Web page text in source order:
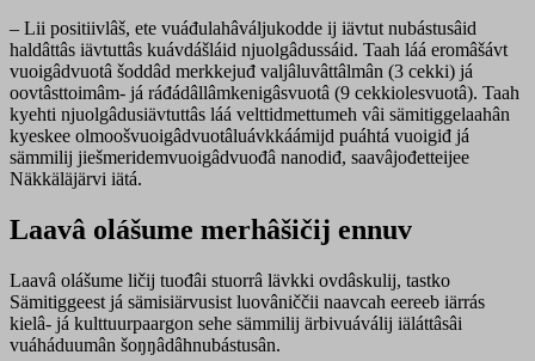
– Lii positiivlâš, ete vuáđulahâváljukodde ij iävtut nubástusâid
haldâttâs iävtuttâs kuávdášláid njuolgâdussáid. Taah láá eromâšávt
vuoigâdvuotâ šoddâd merkkejuđ valjâluvâttâlmân (3 cekki) já
oovtâsttoimâm- já ráđádâllâmkenigâsvuotâ (9 cekkiolesvuotâ). Taah
kyehti njuolgâdusiävtuttâs láá velttidmettumeh vâi sämitiggelaahân
kyeskee olmoošvuoigâdvuotâluávkkáámijd puáhtá vuoigiđ já
sämmilij jiešmeridemvuoigâdvuođâ nanodiđ, saavâjođetteijee
Näkkäläjärvi iätá.
Laavâ olášume merhâšičij ennuv
Laavâ olášume ličij tuođâi stuorrâ lävkki ovdâskulij, tastko
Sämitiggeest já sämisiärvusist luovâniččii naavcah eereeb iärrás
kielâ- já kulttuurpaargon sehe sämmilij ärbivuáválij iäláttâsâi
vuáháduumân šoŋŋâdâhnubástusân.